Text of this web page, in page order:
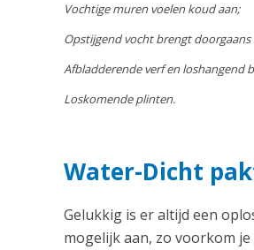
Vochtige muren voelen koud aan;
Opstijgend vocht brengt
Afbladderende verf en loshangend
Loskomende plinten.
Water-Dicht
Gelukkig is er altijd een
mogelijk aan, zo voorkom